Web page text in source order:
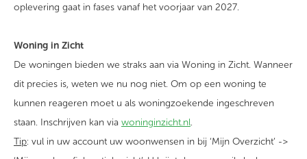
oplevering gaat in fases vanaf het voorjaar van 2027.
Woning in Zicht
De woningen bieden we straks aan via Woning in Zicht. Wanneer
dit precies is, weten we nu nog niet. Om op een woning te
kunnen reageren moet u als woningzoekende ingeschreven
staan. Inschrijven kan via woninginzicht.nl.
Tip: vul in uw account uw woonwensen in bij ‘Mijn Overzicht’ ->